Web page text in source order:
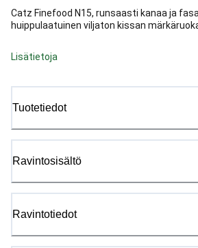
Catz Finefood N15, runsaasti kanaa ja
huippulaatuinen viljaton kissan
Lisätietoja
Tuotetiedot
Ravintosisältö
Ravintotiedot